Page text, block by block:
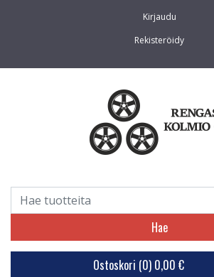
Kirjaudu
Rekisteröidy
Hae
Ostoskori (0) 0,00 €